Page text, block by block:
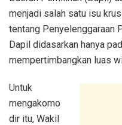
menjadi salah satu isu
tentang Penyelenggaraan
Dapil didasarkan hanya
mempertimbangkan luas
Untuk
mengakomo
dir itu, Wakil